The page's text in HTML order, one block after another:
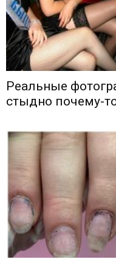
Реальные
стыдно почему-